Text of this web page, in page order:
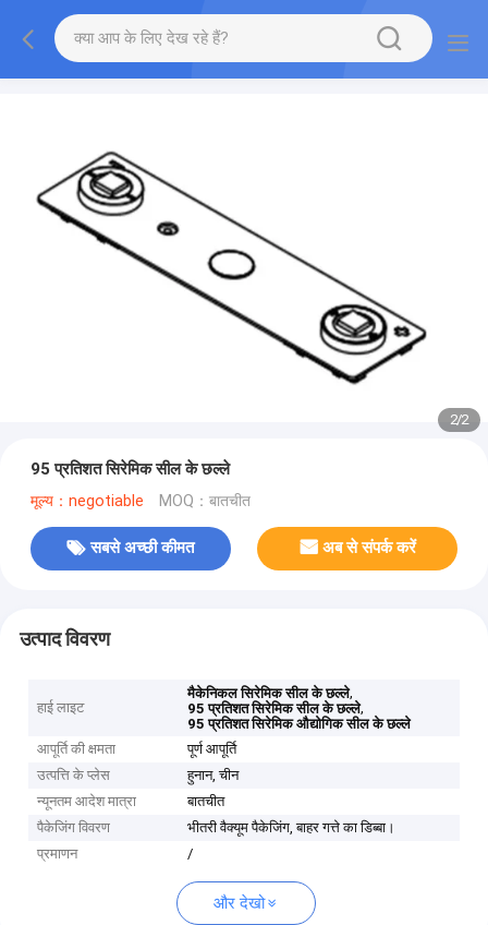
2/2
95 प्रतिशत सिरेमिक सील के छल्ले
मूल्य：negotiable MOQ：बातचीत
सबसे अच्छी कीमत अब से संपर्क करें
उत्पाद विवरण
हाई लाइट
मैकेनिकल सिरेमिक सील के छल्ले,
95 प्रतिशत सिरेमिक सील के छल्ले,
95 प्रतिशत सिरेमिक औद्योगिक सील के छल्ले
आपूर्ति की क्षमता
पूर्ण आपूर्ति
उत्पत्ति के प्लेस
हुनान, चीन
न्यूनतम आदेश मात्रा
बातचीत
पैकेजिंग विवरण
भीतरी वैक्यूम पैकेजिंग, बाहर गत्ते का डिब्बा।
प्रमाणन
/
और देखो